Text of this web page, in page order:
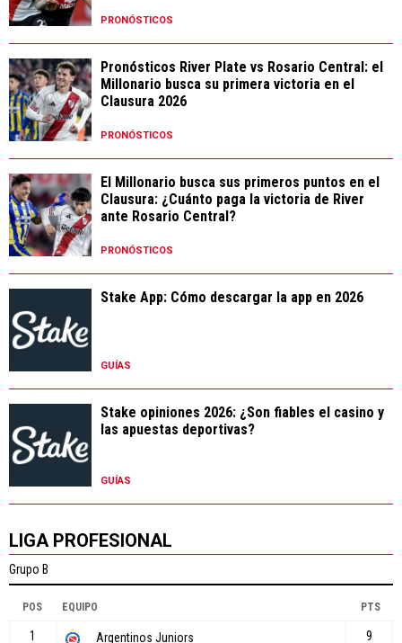
PRONÓSTICOS
Pronósticos River Plate vs Rosario Central: el
Millonario busca su primera victoria en el
Clausura 2026
PRONÓSTICOS
El Millonario busca sus primeros puntos en el
Clausura: ¿Cuánto paga la victoria de River
ante Rosario Central?
PRONÓSTICOS
Stake App: Cómo descargar la app en 2026
GUÍAS
Stake opiniones 2026: ¿Son fiables el casino y
las apuestas deportivas?
GUÍAS
LIGA PROFESIONAL